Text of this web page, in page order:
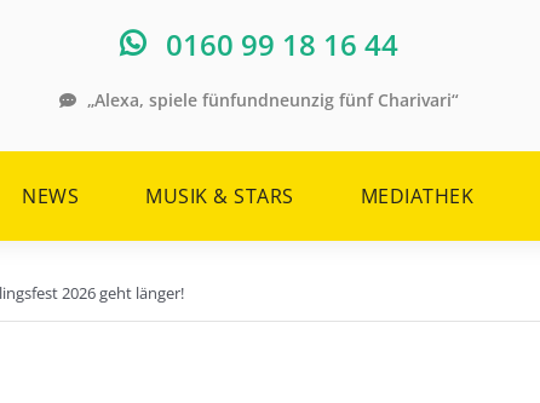
0160 99 18 16 44
„Alexa, spiele fünfundneunzig fünf Charivari“
NEWS MUSIK & STARS MEDIATHEK
2026 geht länger!